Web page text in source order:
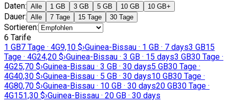
Daten: Alle 1 GB 3 GB 5 GB 10 GB 10 GB+
Dauer: Alle 7 Tage 15 Tage 30 Tage
Sortieren:
6 Tarife
1 GB7 Tage · 4G9,10 $›Guinea-Bissau · 1 GB · 7 days3 GB15
Tage · 4G24,20 $›Guinea-Bissau · 3 GB · 15 days3 GB30 Tage ·
4G25,70 $›Guinea-Bissau · 3 GB · 30 days5 GB30 Tage ·
4G40,30 $›Guinea-Bissau · 5 GB · 30 days10 GB30 Tage ·
4G80,70 $›Guinea-Bissau · 10 GB · 30 days20 GB30 Tage ·
4G151,30 $›Guinea-Bissau · 20 GB · 30 days